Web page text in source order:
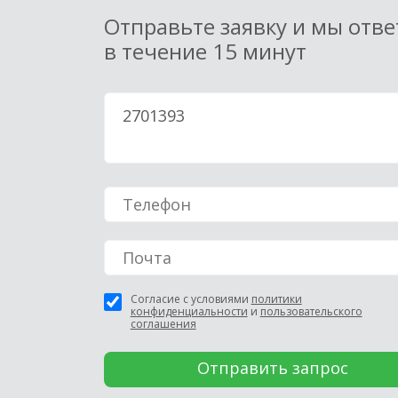
Отправьте заявку и мы
в течение 15 минут
Согласие с условиями политики
конфиденциальности и пользовательского
соглашения